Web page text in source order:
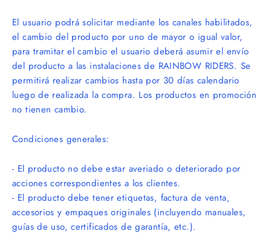
El usuario podrá solicitar mediante los canales habilitados,
el cambio del producto por uno de mayor o igual valor,
para tramitar el cambio el usuario deberá asumir el envío
del producto a las instalaciones de RAINBOW RIDERS. Se
permitirá realizar cambios hasta por 30 días calendario
luego de realizada la compra. Los productos en promoción
no tienen cambio.
Condiciones generales:
- El producto no debe estar averiado o deteriorado por
acciones correspondientes a los clientes.
- El producto debe tener etiquetas, factura de venta,
accesorios y empaques originales (incluyendo manuales,
guías de uso, certificados de garantía, etc.).